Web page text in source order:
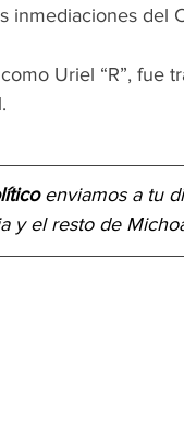
inmediaciones del
Uriel “R”, fue
enviamos a tu
y el resto de